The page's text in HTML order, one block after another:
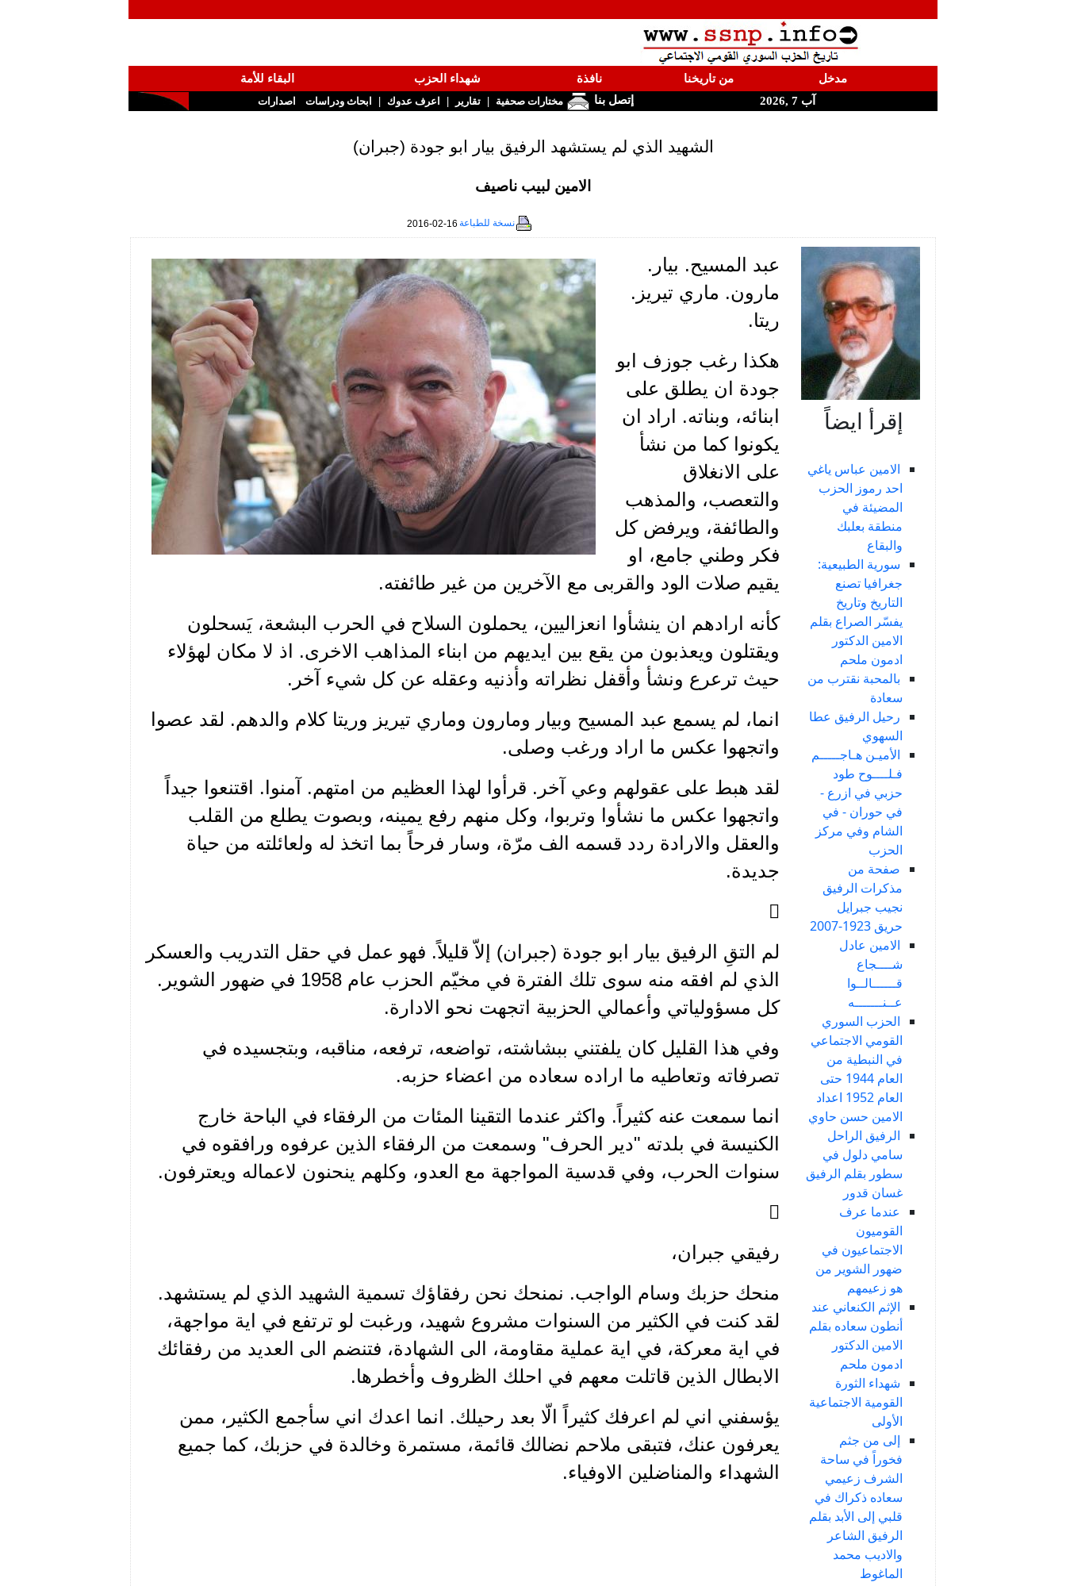
مدخل من تاريخنا نافذة شهداء الحزب
البقاء للأمة
آب 7 ,2026
إتصل بنا مختارات صحفية | تقارير | اعرف عدوك | ابحاث ودراسات اصدارات
الشهيد الذي لم يستشهد الرفيق بيار ابو جودة (جبران)
الامين لبيب ناصيف
نسخة للطباعة 2016-02-16
إقرأ ايضاً
الامين عباس ياغي
احد رموز الحزب
المضيئة في
منطقة بعلبك
والبقاع
سورية الطبيعية:
جغرافيا تصنع
التاريخ وتاريخ
يفسّر الصراع بقلم
الامين الدكتور
ادمون ملحم
بالمحبة نقترب من
سعادة
رحيل الرفيق عطا
السهوي
الأميـن هـاجـــــم
فـلــــوح طود
حزبي في ازرع -
في حوران - في
الشام وفي مركز
الحزب
صفحة من
مذكرات الرفيق
نجيب جبرايل
حريق 1923-2007
الامين عادل
شــــجاع
قــــــالــوا
عــنـــــــه
الحزب السوري
القومي الاجتماعي
في النبطية من
العام 1944 حتى
العام 1952 اعداد
الامين حسن حاوي
الرفيق الراحل
سامي دلول في
سطور بقلم الرفيق
غسان قدور
عندما عرف
القوميون
الاجتماعيون في
ضهور الشوير من
هو زعيمهم
الإثم الكنعاني عند
أنطون سعاده بقلم
الامين الدكتور
ادمون ملحم
شهداء الثورة
القومية الاجتماعية
الأولى
إلى من جثم
فخوراً في ساحة
الشرف زعيمي
سعاده ذكراك في
قلبي إلى الأبد بقلم
الرفيق الشاعر
والاديب محمد
الماغوط
عبد المسيح. بيار.
مارون. ماري تيريز.
ريتا.
هكذا رغب جوزف ابو
جودة ان يطلق على
ابنائه، وبناته. اراد ان
يكونوا كما من نشأ
على الانغلاق
والتعصب، والمذهب
والطائفة، ويرفض كل
فكر وطني جامع، او
يقيم صلات الود والقربى مع الآخرين من غير طائفته.
كأنه ارادهم ان ينشأوا انعزاليين، يحملون السلاح في الحرب البشعة، يَسحلون
ويقتلون ويعذبون من يقع بين ايديهم من ابناء المذاهب الاخرى. اذ لا مكان لهؤلاء
حيث ترعرع ونشأ وأقفل نظراته وأذنيه وعقله عن كل شيء آخر.
انما، لم يسمع عبد المسيح وبيار ومارون وماري تيريز وريتا كلام والدهم. لقد عصوا
واتجهوا عكس ما اراد ورغب وصلى.
لقد هبط على عقولهم وعي آخر. قرأوا لهذا العظيم من امتهم. آمنوا. اقتنعوا جيداً
واتجهوا عكس ما نشأوا وتربوا، وكل منهم رفع يمينه، وبصوت يطلع من القلب
والعقل والارادة ردد قسمه الف مرّة، وسار فرحاً بما اتخذ له ولعائلته من حياة
جديدة.

لم التقِ الرفيق بيار ابو جودة (جبران) إلاّ قليلاً. فهو عمل في حقل التدريب والعسكر
الذي لم افقه منه سوى تلك الفترة في مخيّم الحزب عام 1958 في ضهور الشوير.
كل مسؤولياتي وأعمالي الحزبية اتجهت نحو الادارة.
وفي هذا القليل كان يلفتني ببشاشته، تواضعه، ترفعه، مناقبه، وبتجسيده في
تصرفاته وتعاطيه ما اراده سعاده من اعضاء حزبه.
انما سمعت عنه كثيراً. واكثر عندما التقينا المئات من الرفقاء في الباحة خارج
الكنيسة في بلدته "دير الحرف" وسمعت من الرفقاء الذين عرفوه ورافقوه في
سنوات الحرب، وفي قدسية المواجهة مع العدو، وكلهم ينحنون لاعماله ويعترفون.

رفيقي جبران،
منحك حزبك وسام الواجب. نمنحك نحن رفقاؤك تسمية الشهيد الذي لم يستشهد.
لقد كنت في الكثير من السنوات مشروع شهيد، ورغبت لو ترتفع في اية مواجهة،
في اية معركة، في اية عملية مقاومة، الى الشهادة، فتنضم الى العديد من رفقائك
الابطال الذين قاتلت معهم في احلك الظروف وأخطرها.
يؤسفني اني لم اعرفك كثيراً الّا بعد رحيلك. انما اعدك اني سأجمع الكثير، ممن
يعرفون عنك، فتبقى ملاحم نضالك قائمة، مستمرة وخالدة في حزبك، كما جميع
الشهداء والمناضلين الاوفياء.